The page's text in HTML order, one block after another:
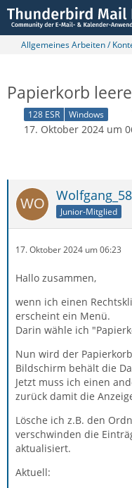
Allgemeines Arbeiten /
Papierkorb
128 ESR Windows
17. Oktober 2024 um
Wolfgang_58
Junior-Mitglied
17. Oktober 2024 um 06:23
Hallo zusammen,
wenn ich einen
erscheint ein Menü.
Darin wähle ich
Nun wird der
Bildschirm behält die
Jetzt muss ich einen
zurück damit die
Lösche ich z.B. den
verschwinden die
aktualisiert.
Aktuell: